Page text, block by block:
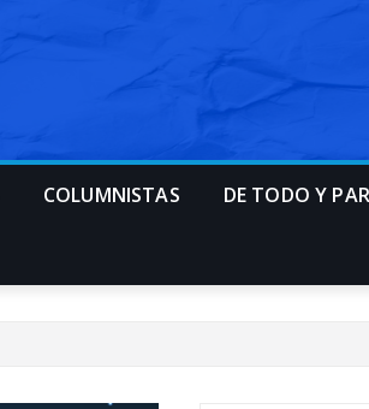
COLUMNISTAS DE TODO Y